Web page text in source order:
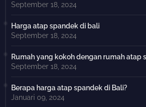
September 18, 2024
Harga atap spandek di bali
September 18, 2024
Rumah yang kokoh dengan rumah atap
September 18, 2024
Berapa harga atap spandek di Bali?
Januari 09, 2024